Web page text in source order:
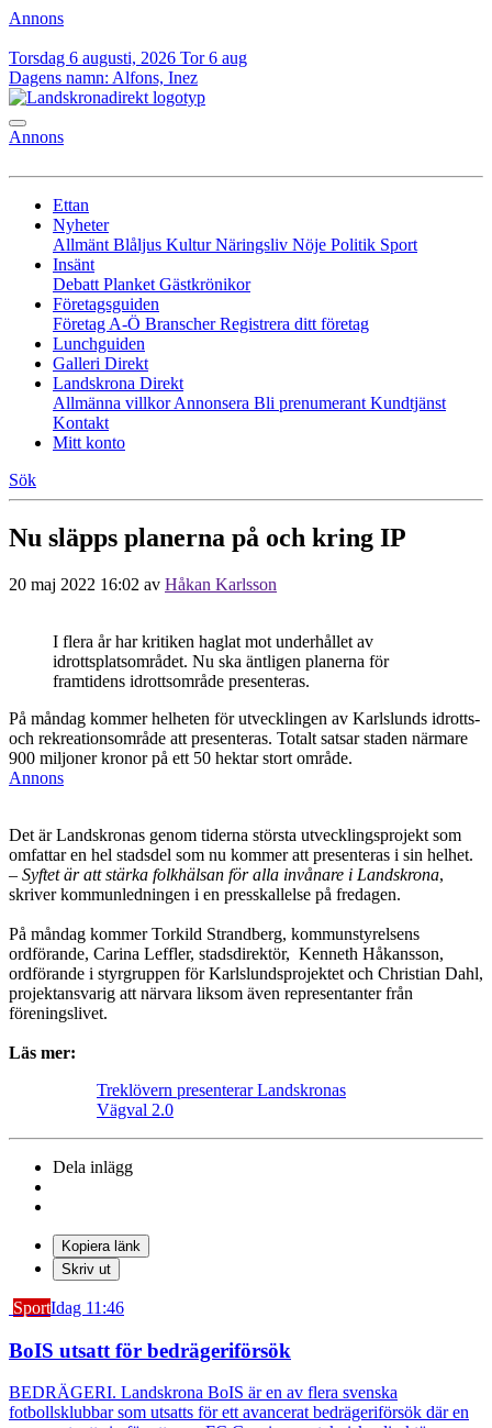
Annons
Torsdag 6 augusti, 2026 Tor 6 aug
Dagens namn: Alfons, Inez
Annons
Ettan
Nyheter
Allmänt Blåljus KulturNäringsliv Nöje Politik Sport
Insänt
Debatt Planket Gästkrönikor
Företagsguiden
Företag A-Ö BranscherRegistrera ditt företag
Lunchguiden
Galleri Direkt
Landskrona Direkt
Allmänna villkorAnnonsera Bli prenumerant Kundtjänst
Kontakt
Mitt konto
Sök
Nu släpps planerna på och kring IP
20 maj 2022 16:02 av Håkan Karlsson
I flera år har kritiken haglat mot underhållet av
idrottsplatsområdet. Nu ska äntligen planerna för
framtidens idrottsområde presenteras.
På måndag kommer helheten för utvecklingen av Karlslunds idrotts-
och rekreationsområde att presenteras. Totalt satsar staden närmare
900 miljoner kronor på ett 50 hektar stort område.
Annons
Det är Landskronas genom tiderna största utvecklingsprojekt som
omfattar en hel stadsdel som nu kommer att presenteras i sin helhet.
– Syftet är att stärka folkhälsan för alla invånare i Landskrona,
skriver kommunledningen i en presskallelse på fredagen.
På måndag kommer Torkild Strandberg, kommunstyrelsens
ordförande, Carina Leffler, stadsdirektör, Kenneth Håkansson,
ordförande i styrgruppen för Karlslundsprojektet och Christian Dahl,
projektansvarig att närvara liksom även representanter från
föreningslivet.
Läs mer:
Treklövern presenterar Landskronas
Vägval 2.0
Dela inlägg
Kopiera länk
Skriv ut
SportIdag 11:46
BoIS utsatt för bedrägeriförsök
BEDRÄGERI. Landskrona BoIS är en av flera svenska
fotbollsklubbar som utsatts för ett avancerat bedrägeriförsök där en